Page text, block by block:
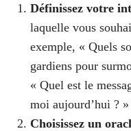
Définissez votre
laquelle vous
exemple, « Quels
gardiens pour
« Quel est le
moi aujourd’hui ? »
Choisissez un